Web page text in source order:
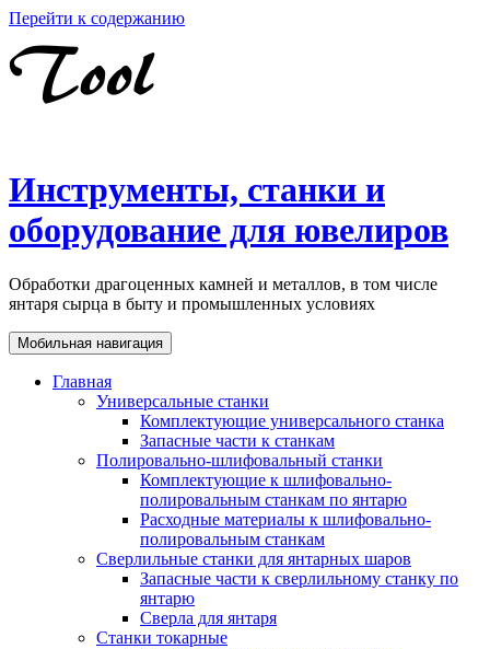
Перейти к содержанию
Инструменты, станки и
оборудование для ювелиров
Обработки драгоценных камней и металлов, в том числе
янтаря сырца в быту и промышленных условиях
Мобильная навигация
Главная
Универсальные станки
Комплектующие универсального станка
Запасные части к станкам
Полировально-шлифовальный станки
Комплектующие к шлифовально-
полировальным станкам по янтарю
Расходные материалы к шлифовально-
полировальным станкам
Сверлильные станки для янтарных шаров
Запасные части к сверлильному станку по
янтарю
Сверла для янтаря
Станки токарные